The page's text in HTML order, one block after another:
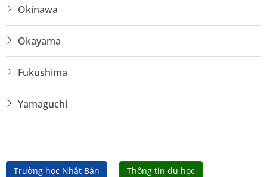
Okinawa
Okayama
Fukushima
Yamaguchi
Trường học Nhật Bản Thông tin du học